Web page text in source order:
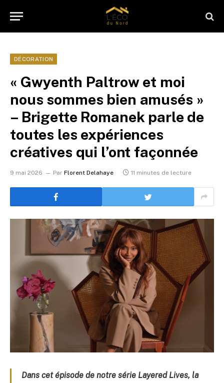
DÉCORATION
« Gwyenth Paltrow et moi
nous sommes bien amusés »
– Brigette Romanek parle de
toutes les expériences
créatives qui l’ont façonnée
9 mai 2026 Par Florent Delahaye 11 minutes de lecture
Dans cet épisode de notre série Layered Lives, la